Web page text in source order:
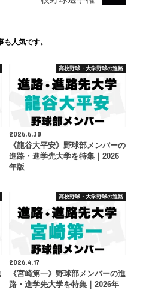
も人気です。
高校野球・大学野球の進路
2026.6.30
《龍谷大平安》野球部メンバーの
進路・進学先大学を特集｜2026
年版
高校野球・大学野球の進路
2026.4.17
《宮崎第一》野球部メンバーの進
路・進学先大学を特集｜2026年